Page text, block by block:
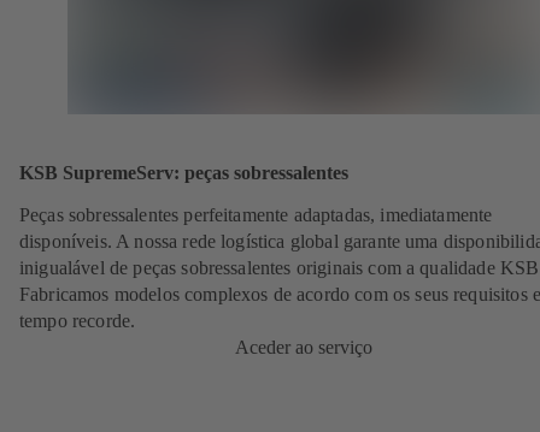
KSB SupremeServ: peças sobressalentes
Peças sobressalentes perfeitamente adaptadas, imediatamente
disponíveis. A nossa rede logística global garante uma
inigualável de peças sobressalentes originais com a qualidade
Fabricamos modelos complexos de acordo com os seus requisitos
tempo recorde.
Aceder ao serviço